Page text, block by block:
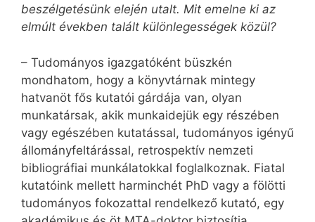
beszélgetésünk elején utalt. Mit emelne ki az
elmúlt években talált különlegességek közül?
– Tudományos igazgatóként büszkén
mondhatom, hogy a könyvtárnak mintegy
hatvanöt fős kutatói gárdája van, olyan
munkatársak, akik munkaidejük egy részében
vagy egészében kutatással, tudományos igényű
állományfeltárással, retrospektív nemzeti
bibliográfiai munkálatokkal foglalkoznak. Fiatal
kutatóink mellett harminchét PhD vagy a fölötti
tudományos fokozattal rendelkező kutató, egy